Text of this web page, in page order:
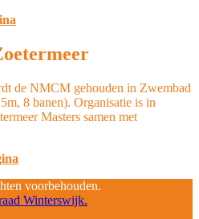
de NMCM gehouden in Zwembad
8 banen). Organisatie is in
Masters samen met
voorbehouden.
Winterswijk.